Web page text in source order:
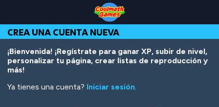
Top
of
Page
Navigation
Main
Content
Footer
contenido
principal
CREA UNA CUENTA NUEVA
¡Bienvenida! ¡Regístrate para ganar XP, subir de nivel,
personalizar tu página, crear listas de reproducción y
más!
Ya tienes una cuenta? Iniciar sesión.